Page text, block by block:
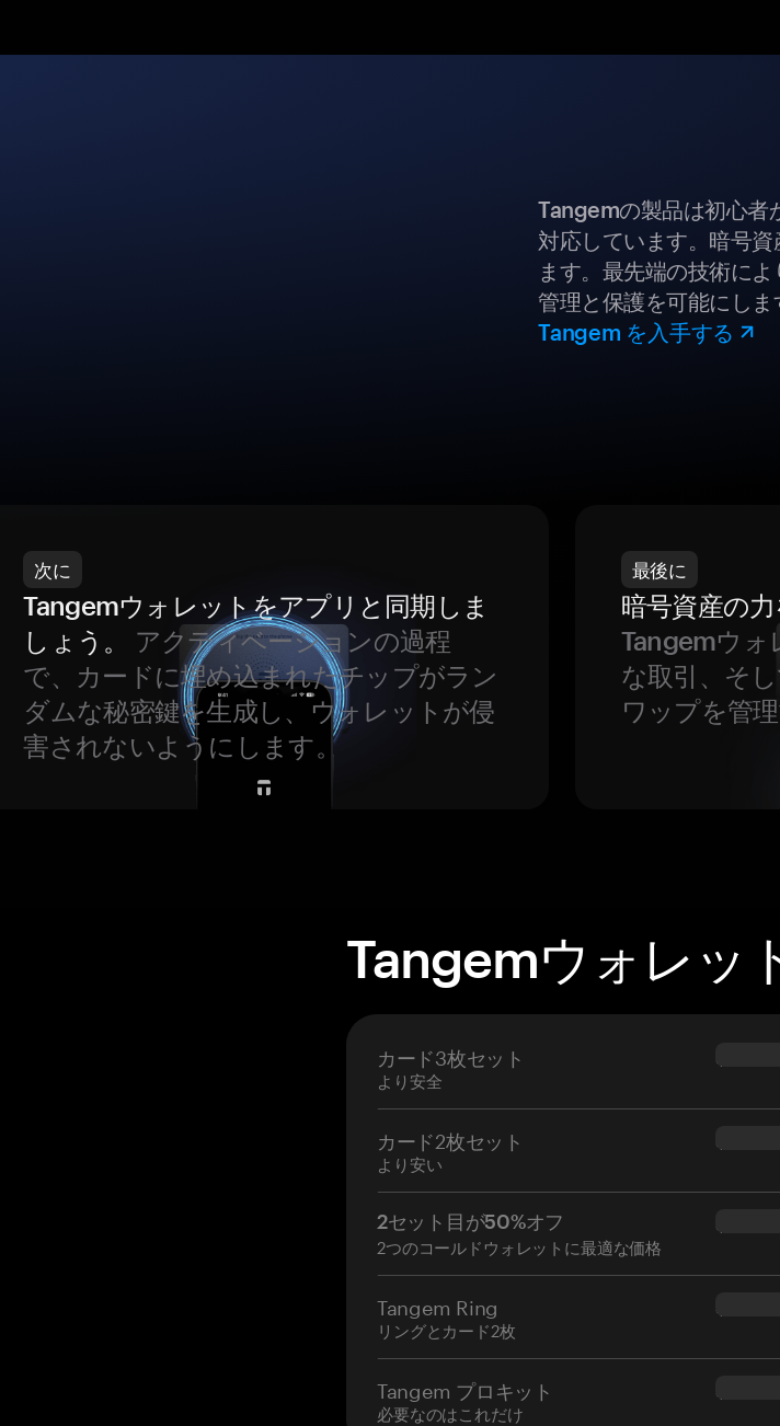
Tangemの製品は初心者
対応しています。暗号
ます。最先端の技術に
管理と保護を可能にしま
Tangem を入手する
次に
Tangemウォレットをアプリと同期しま
しょう。
アクティベーションの過程
で、カードに埋め込まれたチップがラン
ダムな秘密鍵を生成し、ウォレットが侵
害されないようにします。
最後に
暗号資産の
Tangemウォ
な取引、そ
ワップを管
Tangemウォレッ
カード3枚セット
より安全
$69.90
カード2枚セット
より安い
$54.90
2セット目が50%オフ
2つのコールドウォレットに最適な価格
$34.95
Tangem Ring
リングとカード2枚
Tangem プロキット
必要なのはこれだけ